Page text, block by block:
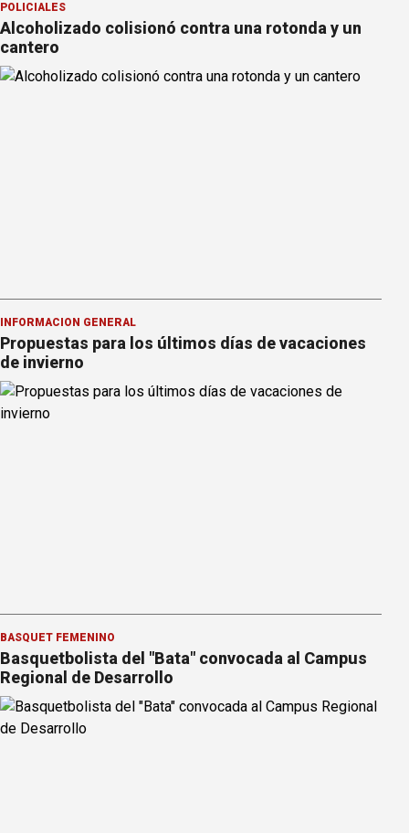
POLICIALES
Alcoholizado colisionó contra una rotonda y un
cantero
INFORMACION GENERAL
Propuestas para los últimos días de vacaciones
de invierno
BÁSQUET FEMENINO
Basquetbolista del "Bata" convocada al Campus
Regional de Desarrollo